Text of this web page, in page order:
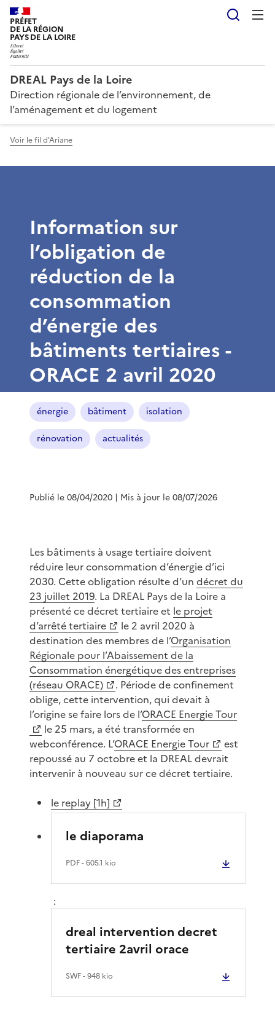
PRÉFET
DE LA RÉGION
PAYS DE LA LOIRE
DREAL Pays de la Loire
Direction régionale de l’environnement, de
l’aménagement et du logement
Voir le fil d'Ariane
Information sur
l’obligation de
réduction de la
consommation
d’énergie des
bâtiments tertiaires -
ORACE 2 avril 2020
énergie bâtiment isolation
rénovation actualités
Publié le 08/04/2020 | Mis à jour le 08/07/2026
Les bâtiments à usage tertiaire doivent
réduire leur consommation d’énergie d’ici
2030. Cette obligation résulte d’un décret du
23 juillet 2019. La DREAL Pays de la Loire a
présenté ce décret tertiaire et le projet
d’arrêté tertiaire
le 2 avril 2020 à
destination des membres de l’Organisation
Régionale pour l’Abaissement de la
Consommation énergétique des entreprises
(réseau ORACE)
. Période de confinement
oblige, cette intervention, qui devait à
l’origine se faire lors de l’ORACE Energie Tour
le 25 mars, a été transformée en
webconférence. L’ORACE Energie Tour
est
repoussé au 7 octobre et la DREAL devrait
intervenir à nouveau sur ce décret tertiaire.
le replay [1h]
le diaporama
PDF- 605.1 kio
:
dreal intervention decret
tertiaire 2avril orace
SWF- 948 kio